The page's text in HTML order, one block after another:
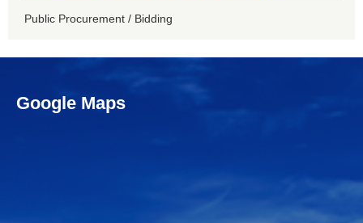
Public Procurement / Bidding
Google Maps